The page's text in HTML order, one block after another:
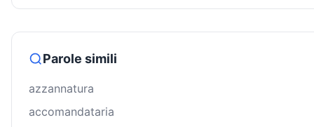
Parole simili
azzannatura
accomandataria